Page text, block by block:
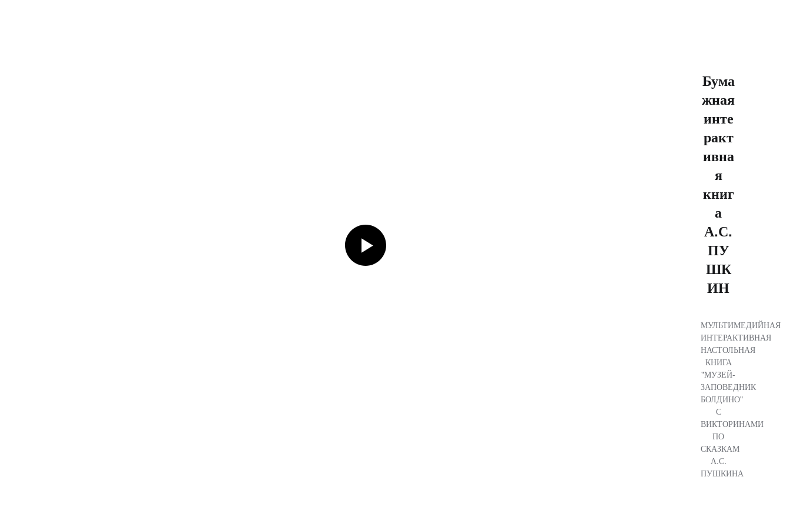
Бума
жная
инте
ракт
ивна
я
книг
а
А.С.
ПУ
ШК
ИН
МУЛЬТИМЕДИЙНАЯ
ИНТЕРАКТИВНАЯ
НАСТОЛЬНАЯ
КНИГА
"МУЗЕЙ-
ЗАПОВЕДНИК
БОЛДИНО"
С
ВИКТОРИНАМИ
ПО
СКАЗКАМ
А.С.
ПУШКИНА